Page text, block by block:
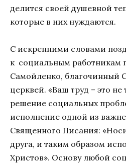
делится своей душевной
которые в них нуждаются.
С искренними словами
к социальным работникам
Самойленко, благочинный
церквей. «Ваш труд – это не
решение социальных
исполнение одной из
Священного Писания:
друга, и таким образом
Христов». Основу любой